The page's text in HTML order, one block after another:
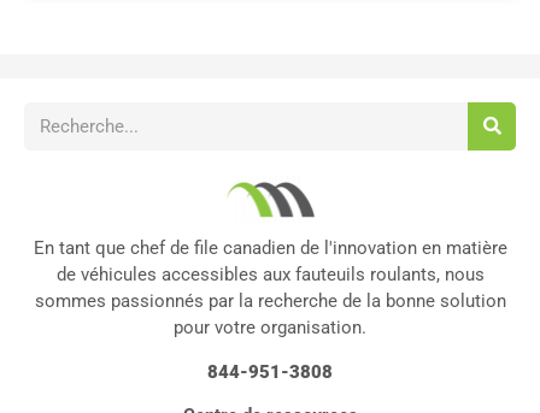
En tant que chef de file canadien de l'innovation en matière
de véhicules accessibles aux fauteuils roulants, nous
sommes passionnés par la recherche de la bonne solution
pour votre organisation.
844-951-3808